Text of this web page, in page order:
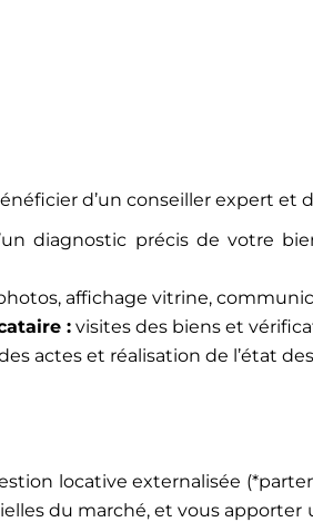
d’un conseiller expert
diagnostic précis de votre
affichage vitrine,
: visites des biens et
actes et réalisation de l’état
locative externalisée
du marché, et vous